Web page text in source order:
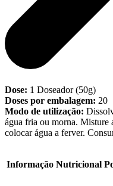
Dose: 1 Doseador (50g)
Doses por embalagem: 20
Modo de utilização:
água fria ou morna. Misture
colocar água a ferver.
Informação Nutricional